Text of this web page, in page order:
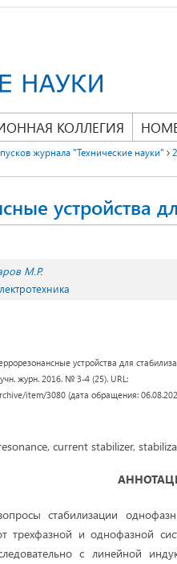
КОЛЛЕГИЯ
журнала "Технические науки"
устройства
М.Р.
устройства для
журн. 2016. № 3-4 (25). URL:
item/3080 (дата обращения:
current stabilizer,
стабилизации
трехфазной и однофазной
с линейной